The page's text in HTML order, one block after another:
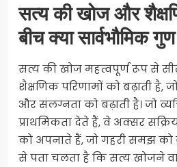
सत्य की खोज और
बीच क्या सार्वभौमिक
सत्य की खोज महत्वपूर्ण रूप से
शैक्षणिक परिणामों को बढ़ाती है,
और संलग्नता को बढ़ाती है। जो
प्राथमिकता देते हैं, वे अक्सर
को अपनाते हैं, जो गहरी समझ को
से पता चलता है कि सत्य खोजने